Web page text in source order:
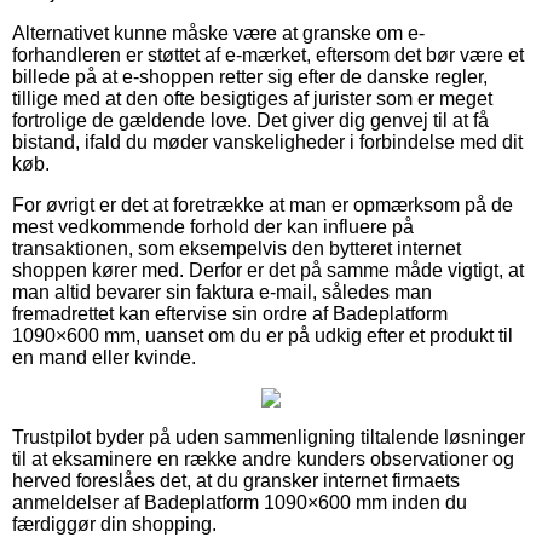
Alternativet kunne måske være at granske om e-
forhandleren er støttet af e-mærket, eftersom det bør være et
billede på at e-shoppen retter sig efter de danske regler,
tillige med at den ofte besigtiges af jurister som er meget
fortrolige de gældende love. Det giver dig genvej til at få
bistand, ifald du møder vanskeligheder i forbindelse med dit
køb.
For øvrigt er det at foretrække at man er opmærksom på de
mest vedkommende forhold der kan influere på
transaktionen, som eksempelvis den bytteret internet
shoppen kører med. Derfor er det på samme måde vigtigt, at
man altid bevarer sin faktura e-mail, således man
fremadrettet kan eftervise sin ordre af Badeplatform
1090×600 mm, uanset om du er på udkig efter et produkt til
en mand eller kvinde.
Trustpilot byder på uden sammenligning tiltalende løsninger
til at eksaminere en række andre kunders observationer og
herved foreslåes det, at du gransker internet firmaets
anmeldelser af Badeplatform 1090×600 mm inden du
færdiggør din shopping.